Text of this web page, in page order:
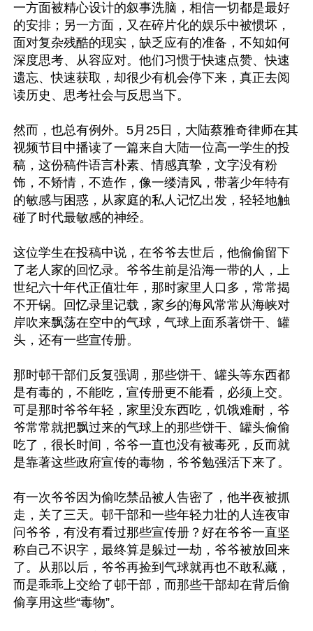
一方面被精心设计的叙事洗脑，相信一切都是最好
的安排；另一方面，又在碎片化的娱乐中被惯坏，
面对复杂残酷的现实，缺乏应有的准备，不知如何
深度思考、从容应对。他们习惯于快速点赞、快速
遗忘、快速获取，却很少有机会停下来，真正去阅
读历史、思考社会与反思当下。
然而，也总有例外。5月25日，大陆蔡雅奇律师在其
视频节目中播读了一篇来自大陆一位高一学生的投
稿，这份稿件语言朴素、情感真挚，文字没有粉
饰，不矫情，不造作，像一缕清风，带著少年特有
的敏感与困惑，从家庭的私人记忆出发，轻轻地触
碰了时代最敏感的神经。
这位学生在投稿中说，在爷爷去世后，他偷偷留下
了老人家的回忆录。爷爷生前是沿海一带的人，上
世纪六十年代正值壮年，那时家里人口多，常常揭
不开锅。回忆录里记载，家乡的海风常常从海峡对
岸吹来飘荡在空中的气球，气球上面系著饼干、罐
头，还有一些宣传册。
那时邨干部们反复强调，那些饼干、罐头等东西都
是有毒的，不能吃，宣传册更不能看，必须上交。
可是那时爷爷年轻，家里没东西吃，饥饿难耐，爷
爷常常就把飘过来的气球上的那些饼干、罐头偷偷
吃了，很长时间，爷爷一直也没有被毒死，反而就
是靠著这些政府宣传的毒物，爷爷勉强活下来了。
有一次爷爷因为偷吃禁品被人告密了，他半夜被抓
走，关了三天。邨干部和一些年轻力壮的人连夜审
问爷爷，有没有看过那些宣传册？好在爷爷一直坚
称自己不识字，最终算是躲过一劫，爷爷被放回来
了。从那以后，爷爷再捡到气球就再也不敢私藏，
而是乖乖上交给了邨干部，而那些干部却在背后偷
偷享用这些“毒物”。